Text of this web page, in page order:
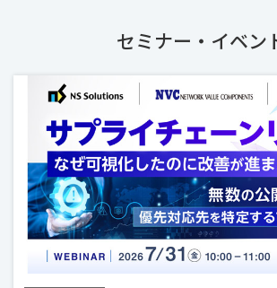
会社情報 商標・登
プライバシーポリシー クッキー
セミナー・イベン